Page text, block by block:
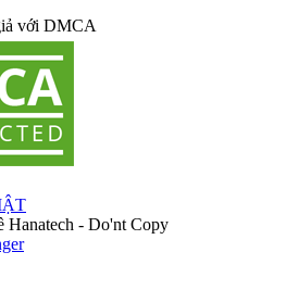
với DMCA
Hanatech - Do'nt Copy